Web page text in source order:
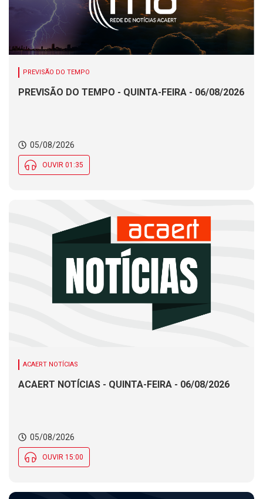
PREVISÃO DO TEMPO
PREVISÃO DO TEMPO - QUINTA-FEIRA - 06/08/2026
05/08/2026
OUVIR 01:35
ACAERT NOTÍCIAS
ACAERT NOTÍCIAS - QUINTA-FEIRA - 06/08/2026
05/08/2026
OUVIR 15:00